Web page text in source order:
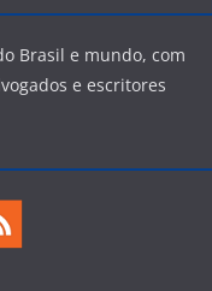
Brasil e mundo, com
e escritores